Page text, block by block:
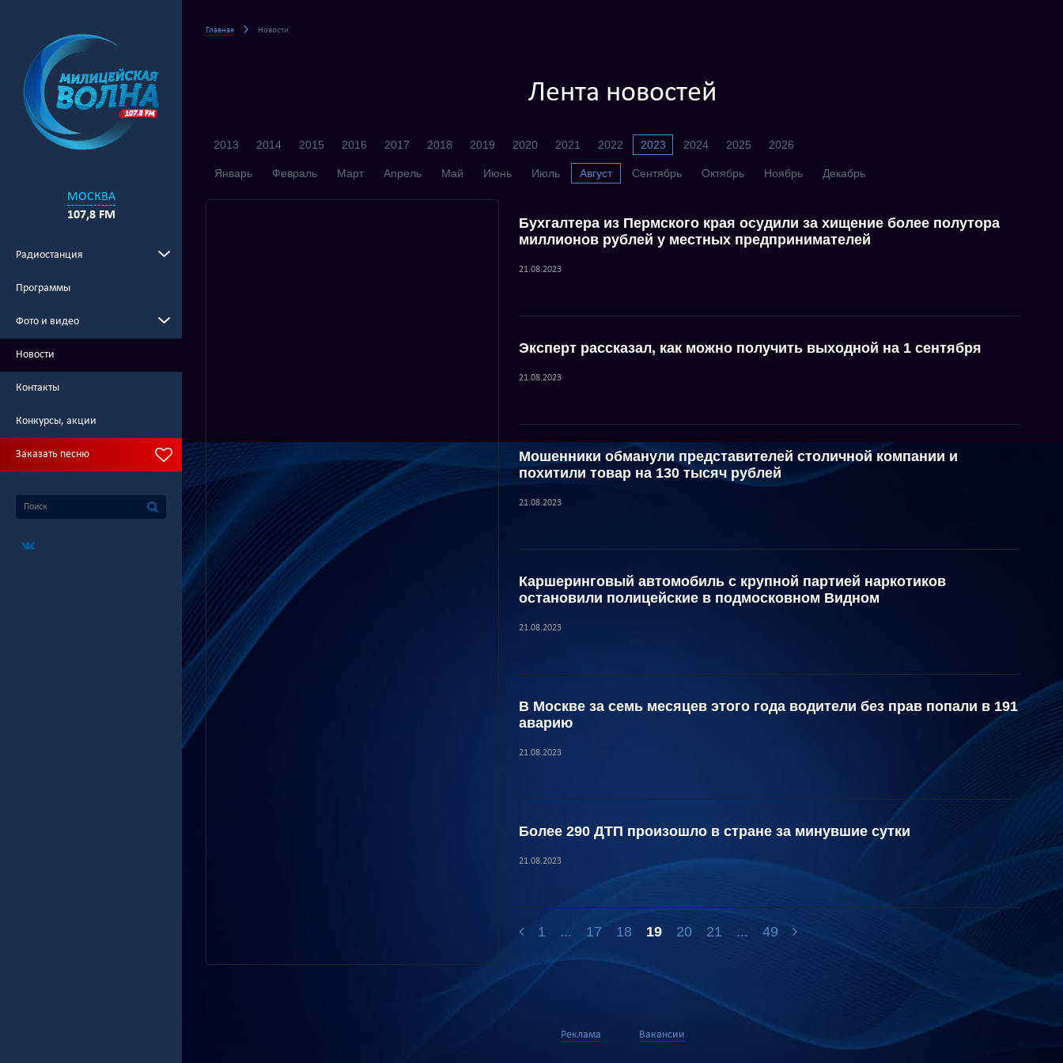
МОСКВА
107,8 FM
Радиостанция
Программы
Фото и видео
Новости
Контакты
Конкурсы, акции
Заказать песню
Главная Новости
Лента новостей
2013 2014 2015 2016 2017 2018 2019 2020 2021 2022 2023 2024 2025 2026
Январь Февраль Март Апрель Май Июнь Июль Август Сентябрь Октябрь Ноябрь Декабрь
Бухгалтера из Пермского края осудили за хищение более полутора
миллионов рублей у местных предпринимателей
21.08.2023
Эксперт рассказал, как можно получить выходной на 1 сентября
21.08.2023
Мошенники обманули представителей столичной компании и
похитили товар на 130 тысяч рублей
21.08.2023
Каршеринговый автомобиль с крупной партией наркотиков
остановили полицейские в подмосковном Видном
21.08.2023
В Москве за семь месяцев этого года водители без прав попали в 191
аварию
21.08.2023
Более 290 ДТП произошло в стране за минувшие сутки
21.08.2023
1 ... 17 18 19 20 21 ... 49
Реклама Вакансии